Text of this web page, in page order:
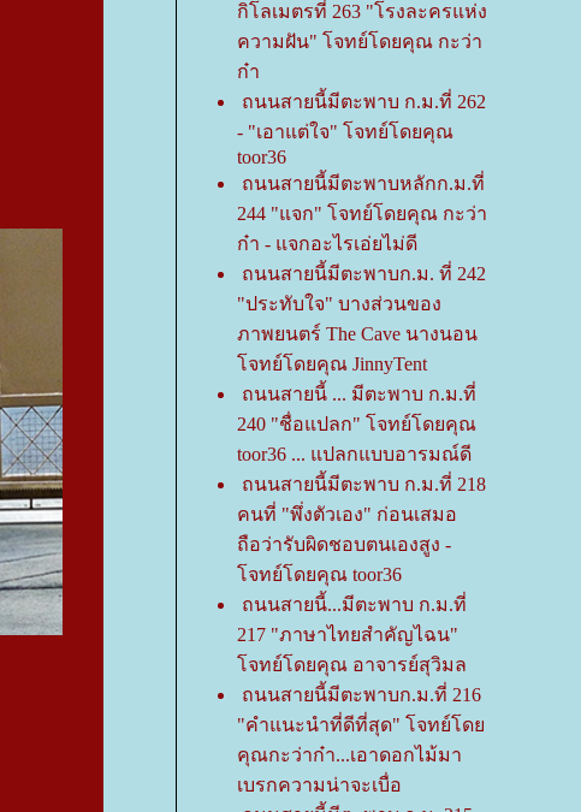
กิโลเมตรที่ 263 "โรงละครแห่ง
ความฝัน" โจทย์โดยคุณ กะว่า
ก๋า
ถนนสายนี้มีตะพาบ ก.ม.ที่ 262
- "เอาแต่ใจ" โจทย์โดยคุณ
toor36
ถนนสายนี้มีตะพาบหลักก.ม.ที่
244 "แจก" โจทย์โดยคุณ กะว่า
ก๋า - แจกอะไรเอ่ยไม่ดี
ถนนสายนี้มีตะพาบก.ม. ที่ 242
"ประทับใจ" บางส่วนของ
ภาพยนตร์ The Cave นางนอน
จทย์โดยคุณ JinnyTent
ถนนสายนี้ ... มีตะพาบ ก.ม.ที่
240 "ชื่อแปลก" โจทย์โดยคุณ
toor36 ... แปลกแบบอารมณ์ดี
ถนนสายนี้มีตะพาบ ก.ม.ที่ 218
คนที่ "พึ่งตัวเอง" ก่อนเสมอ
ถือว่ารับผิดชอบตนเองสูง -
จทย์โดยคุณ toor36
ถนนสายนี้...มีตะพาบ ก.ม.ที่
217 "ภาษาไทยสำคัญไฉน"
จทย์โดยคุณ อาจารย์สุวิมล
ถนนสายนี้มีตะพาบก.ม.ที่ 216
"คำแนะนำที่ดีที่สุด" โจทย์โด
คุณกะว่าก๋า...เอาดอกไม้มา
เบรกความน่าจะเบื่อ